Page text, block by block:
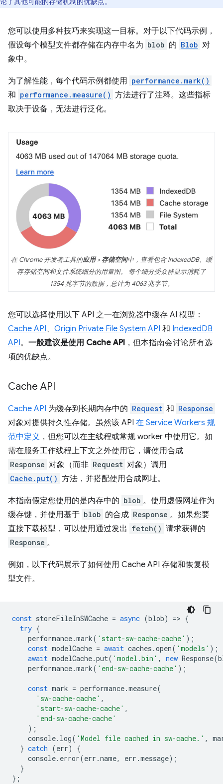
您可以使用多种技巧来实现这一目标。对于以下代码示例，
假设每个模型文件都存储在内存中名为 blob 的 Blob 对
象中。
为了解性能，每个代码示例都使用 performance.mark()
和 performance.measure() 方法进行了注释。这些指标
取决于设备，无法进行泛化。
在 Chrome 开发者工具的应用>存储空间中，查看包含 IndexedDB、缓
存存储空间和文件系统细分的用量图。 每个细分受众群显示消耗了
1354 兆字节的数据，总计为 4063 兆字节。
您可以选择使用以下 API 之一在浏览器中缓存 AI 模型：
Cache API、 Origin Private File System API 和 IndexedDB
API。 一般建议是使用 Cache API ，但本指南会讨论所有选
项的优缺点。
Cache API
Cache API 为缓存到长期内存中的 Request 和 Response
对象对提供持久性存储。虽然该 API 在 Service Workers 规
范中定义 ，但您可以在主线程或常规 worker 中使用它。如
需在服务工作线程上下文之外使用它，请使用合成
Response 对象（而非 Request 对象）调用
Cache.put() 方法，并搭配使用合成网址。
本指南假定您使用的是内存中的 blob 。使用虚假网址作为
缓存键，并使用基于 blob 的合成 Response 。如果您要
直接下载模型，可以使用通过发出 fetch() 请求获得的
Response 。
例如，以下代码展示了如何使用 Cache API 存储和恢复模
型文件。
const storeFileInSWCache = async (blob) => {
try {
performance.mark( 'start-sw-cache-cache' );
const modelCache = await caches .open( 'models' );
await modelCache.put( 'model.bin' , new Response(
performance.mark( 'end-sw-cache-cache' );
const mark = performance.measure(
'sw-cache-cache' ,
'start-sw-cache-cache' ,
'end-sw-cache-cache'
);
console. log( 'Model file cached in sw-cache.' ,
} catch (err)
{
console. error(err .name, err .message);
}
};